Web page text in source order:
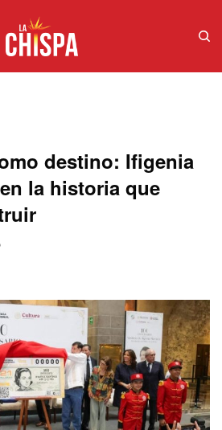
destino: Ifigenia
la historia que